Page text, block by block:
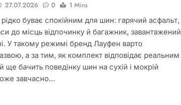
27.07.2026 0
1 Mins
рідко буває спокійним для шин: гарячий асфальт,
до місць відпочинку й багажник, завантажений
У такому режимі бренд Лауфен варто
а за тим, як комплект відповідає реальним
ще бачить поведінку шин на сухій і мокрій
завчасно…